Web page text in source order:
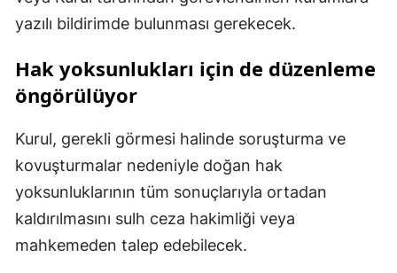
yazılı bildirimde bulunması gerekecek.
Hak yoksunlukları için de düzenleme
öngörülüyor
Kurul, gerekli görmesi halinde soruşturma ve
kovuşturmalar nedeniyle doğan hak
yoksunluklarının tüm sonuçlarıyla ortadan
kaldırılmasını sulh ceza hakimliği veya
mahkemeden talep edebilecek.